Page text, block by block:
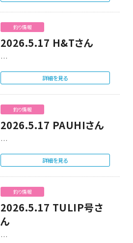
釣り情報
2026.5.17 H&Tさん
…
詳細を見る
釣り情報
2026.5.17 PAUHIさん
…
詳細を見る
釣り情報
2026.5.17 TULIP号さ
ん
…